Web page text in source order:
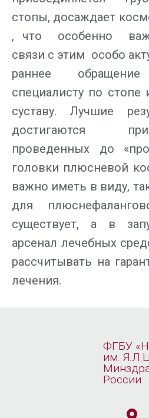
стопы, досаждает
, что особенно
связи с этим особо
раннее
специалисту по стопе
суставу. Лучшие
достигаются
проведенных до
головки плюсневой
важно иметь в виду,
для
существует, а в
арсенал лечебных
рассчитывать на
лечения.
ФГБУ
им.
России